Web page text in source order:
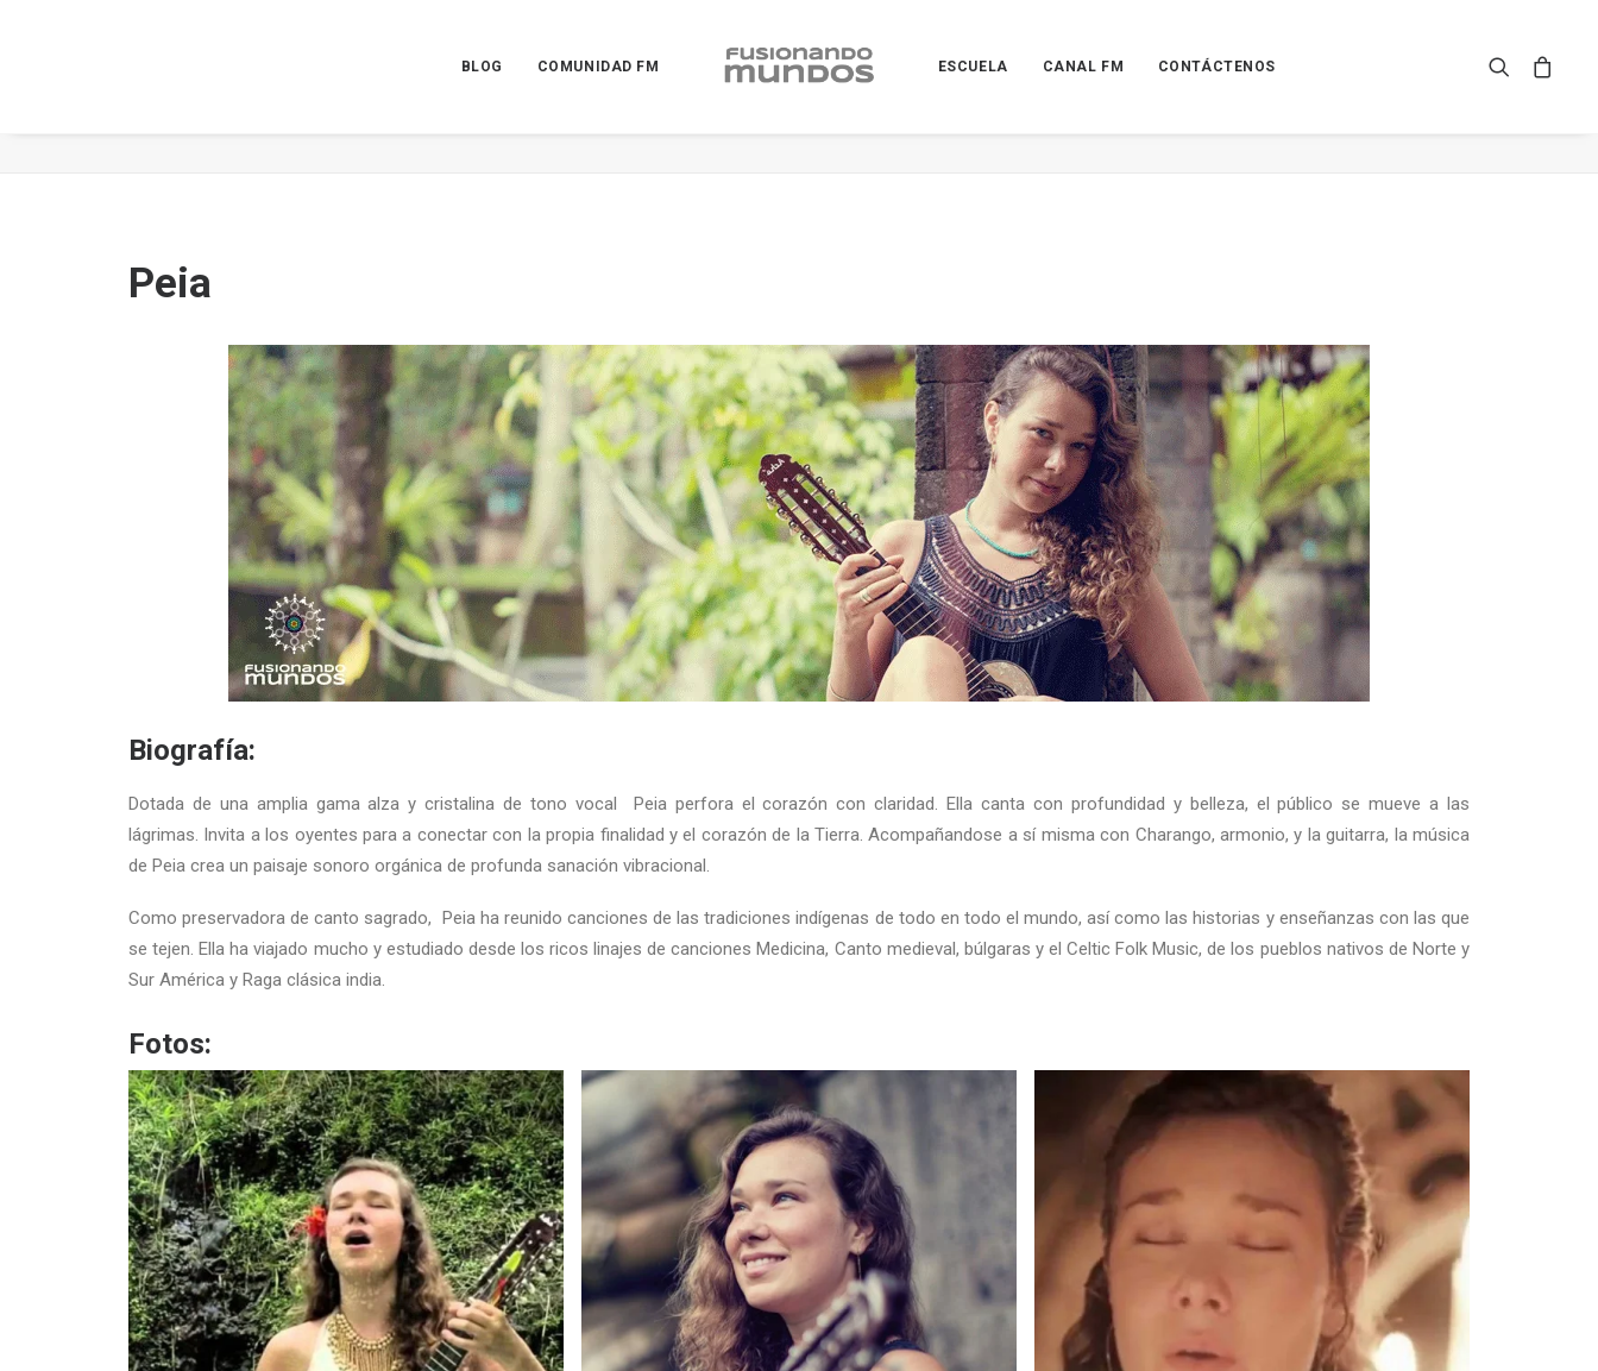
BLOG COMUNIDAD FM ESCUELA CANAL FM CONTÁCTENOS
Peia
Biografía:
Dotada de una amplia gama alza y cristalina de tono vocal Peia perfora el corazón con claridad. Ella canta con profundidad y belleza, el público se mueve a las
lágrimas. Invita a los oyentes para a conectar con la propia finalidad y el corazón de la Tierra. Acompañandose a sí misma con Charango, armonio, y la guitarra, la música
de Peia crea un paisaje sonoro orgánica de profunda sanación vibracional.
Como preservadora de canto sagrado, Peia ha reunido canciones de las tradiciones indígenas de todo en todo el mundo, así como las historias y enseñanzas con las que
se tejen. Ella ha viajado mucho y estudiado desde los ricos linajes de canciones Medicina, Canto medieval, búlgaras y el Celtic Folk Music, de los pueblos nativos de Norte y
Sur América y Raga clásica india.
Fotos: